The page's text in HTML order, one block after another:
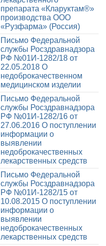
препарата «Кларуктам®»
производства ООО
«Рузфарма» (Россия)
Письмо Федеральной
службы Росздравнадзора
РФ №01И-1282/18 от
22.05.2018 О
недоброкачественном
медицинском изделии
Письмо Федеральной
службы Росздравнадзора
РФ №01И-1282/16 от
27.06.2016 О поступлении
информации о
выявлении
недоброкачественных
лекарственных средств
Письмо Федеральной
службы Росздравнадзора
РФ №01И-1282/15 от
10.08.2015 О поступлении
информации о
выявлении
недоброкачественных
лекарственных средств